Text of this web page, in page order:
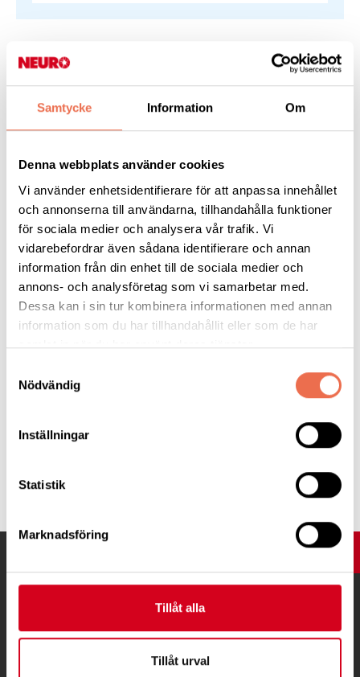
Samtycke Information Om
Denna webbplats använder cookies
Vi använder enhetsidentifierare för att anpassa innehållet
och annonserna till användarna, tillhandahålla funktioner
för sociala medier och analysera vår trafik. Vi
vidarebefordrar även sådana identifierare och annan
information från din enhet till de sociala medier och
annons- och analysföretag som vi samarbetar med.
Dessa kan i sin tur kombinera informationen med annan
information som du har tillhandahållit eller som de har
samlat in när du har använt deras tjänster.
Nödvändig
Inställningar
Statistik
Marknadsföring
Tillåt alla
Tillåt urval
Mer om epilepsi
Symtom vid epilepsi
Behandling vid epilepsi
Att leva med epilepsi
Tipsa
UPP